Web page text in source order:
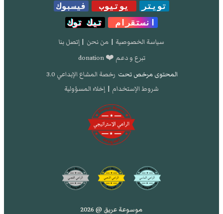
تويتر يوتيوب
فيسبوك
انستقرام
تيك توك
سياسة الخصوصية | من نحن | إتصل بنا
تبرع و دعم ❤️ donation
المحتوى مرخص تحت رخصة المشاع الإبداعي 3.0
شروط الإستخدام | إخلاء المسؤولية
موسوعة عريق @ 2026